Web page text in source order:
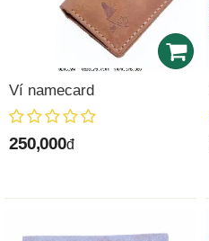
Ví namecard
250,000đ